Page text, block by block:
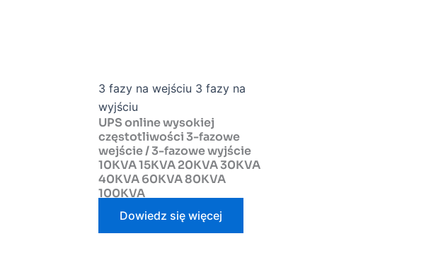
3 fazy na wejściu 3 fazy na
wyjściu
UPS online wysokiej
częstotliwości 3-fazowe
wejście / 3-fazowe wyjście
10KVA 15KVA 20KVA 30KVA
40KVA 60KVA 80KVA
100KVA
Dowiedz się więcej